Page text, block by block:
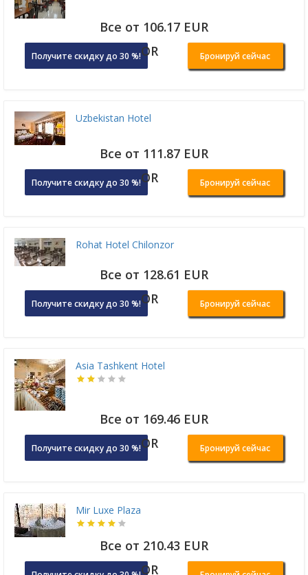
Все от 106.17 EUR
Получите скидку до 30 %!OR Бронируй сейчас
Uzbekistan Hotel
Все от 111.87 EUR
Получите скидку до 30 %!OR Бронируй сейчас
Rohat Hotel Chilonzor
Все от 128.61 EUR
Получите скидку до 30 %!OR Бронируй сейчас
Asia Tashkent Hotel
Все от 169.46 EUR
Получите скидку до 30 %!OR Бронируй сейчас
Mir Luxe Plaza
Все от 210.43 EUR
OR